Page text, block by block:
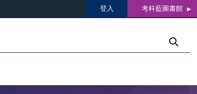
登入 考科藍圖書館